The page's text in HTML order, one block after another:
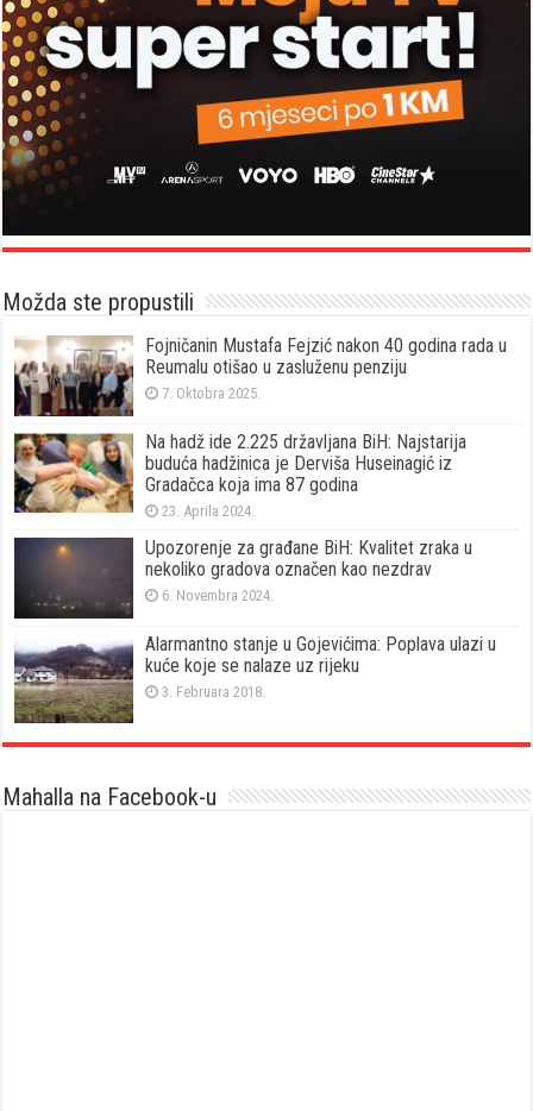
Možda ste propustili
Fojničanin Mustafa Fejzić nakon 40 godina rada u
Reumalu otišao u zasluženu penziju
7. Oktobra 2025.
Na hadž ide 2.225 državljana BiH: Najstarija
buduća hadžinica je Derviša Huseinagić iz
Gradačca koja ima 87 godina
23. Aprila 2024.
Upozorenje za građane BiH: Kvalitet zraka u
nekoliko gradova označen kao nezdrav
6. Novembra 2024.
Alarmantno stanje u Gojevićima: Poplava ulazi u
kuće koje se nalaze uz rijeku
3. Februara 2018.
Mahalla na Facebook-u